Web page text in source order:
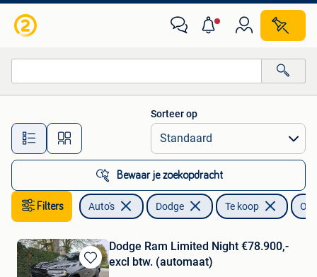
Alle afstanden…
Sorteer op
Bewaar je zoekopdracht
Filters Auto's Dodge Te koop
Bewaren
Dodge Ram Limited Night €78.900,-
excl btw. (automaat)